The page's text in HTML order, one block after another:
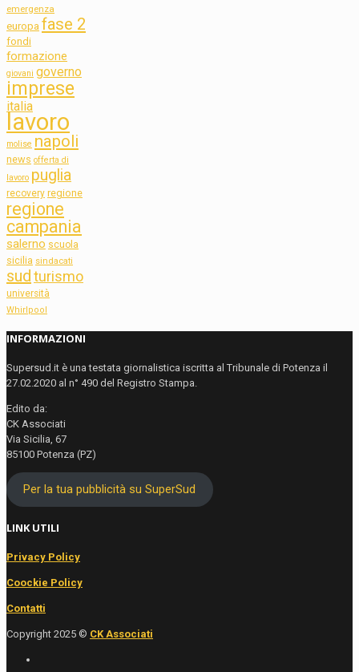
emergenza
europa fase 2
fondi
formazione
giovani governo
imprese
italia
lavoro
molise napoli
news offerta di
lavoro puglia
recovery regione
regione
campania
salerno scuola
sicilia sindacati
sudturismo
università
Whirlpool
INFORMAZIONI
Supersud.it è una testata giornalistica iscritta al Tribunale di Potenza il
27.02.2020 al n° 490 del Registro Stampa.
Edito da:
CK Associati
Via Sicilia, 67
85100 Potenza (PZ)
Per la tua pubblicità su SuperSud
LINK UTILI
Privacy Policy
Coockie Policy
Contatti
Copyright 2025 © CK Associati